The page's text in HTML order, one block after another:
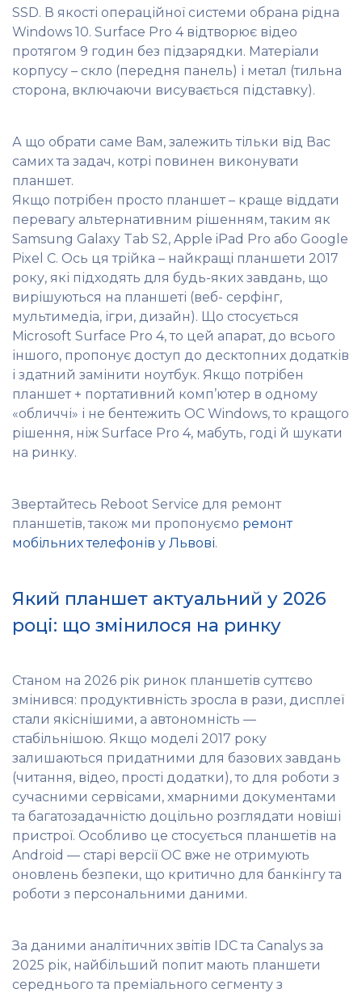
SSD. В якості операційної системи обрана рідна
Windows 10. Surface Pro 4 відтворює відео
протягом 9 годин без підзарядки. Матеріали
корпусу – скло (передня панель) і метал (тильна
сторона, включаючи висувається підставку).
А що обрати саме Вам, залежить тільки від Вас
самих та задач, котрі повинен виконувати
планшет.
Якщо потрібен просто планшет – краще віддати
перевагу альтернативним рішенням, таким як
Samsung Galaxy Tab S2, Apple iPad Pro або Google
Pixel C. Ось ця трійка – найкращі планшети 2017
року, які підходять для будь-яких завдань, що
вирішуються на планшеті (веб- серфінг,
мультимедіа, ігри, дизайн). Що стосується
Microsoft Surface Pro 4, то цей апарат, до всього
іншого, пропонує доступ до десктопних додатків
і здатний замінити ноутбук. Якщо потрібен
планшет + портативний комп’ютер в одному
«обличчі» і не бентежить ОС Windows, то кращого
рішення, ніж Surface Pro 4, мабуть, годі й шукати
на ринку.
Звертайтесь Reboot Service для ремонт
планшетів, також ми пропонуємо ремонт
мобільних телефонів у Львові.
Який планшет актуальний у 2026
році: що змінилося на ринку
Станом на 2026 рік ринок планшетів суттєво
змінився: продуктивність зросла в рази, дисплеї
стали якіснішими, а автономність —
стабільнішою. Якщо моделі 2017 року
залишаються придатними для базових завдань
(читання, відео, прості додатки), то для роботи з
сучасними сервісами, хмарними документами
та багатозадачністю доцільно розглядати новіші
пристрої. Особливо це стосується планшетів на
Android — старі версії ОС вже не отримують
оновлень безпеки, що критично для банкінгу та
роботи з персональними даними.
За даними аналітичних звітів IDC та Canalys за
2025 рік, найбільший попит мають планшети
середнього та преміального сегменту з